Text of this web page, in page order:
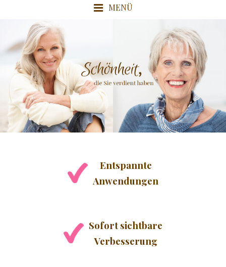
MENÜ
FIT & SCHLANK
DETOX / FASZIEN
JÜNGER AUSSEHEN
Entspannte
Anwendungen
Sofort sichtbare
Verbesserung